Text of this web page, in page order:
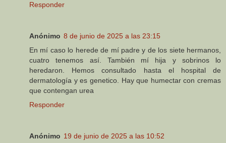
Responder
Anónimo 8 de junio de 2025 a las 23:15
En mí caso lo herede de mí padre y de los siete hermanos,
cuatro tenemos así. También mí hija y sobrinos lo
heredaron. Hemos consultado hasta el hospital de
dermatología y es genetico. Hay que humectar con cremas
que contengan urea
Responder
Anónimo 19 de junio de 2025 a las 10:52